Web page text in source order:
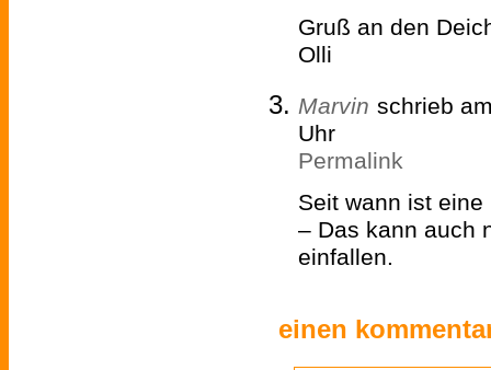
Gruß an den
Olli
Marvin schrieb
Uhr
Permalink
Seit wann ist
– Das kann auch
einfallen.
einen